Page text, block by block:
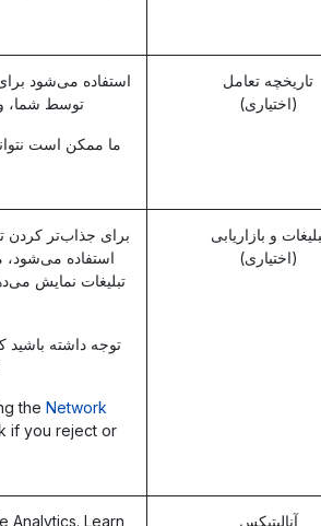
تاریخچه تعامل
(اختیاری)
استفاده می‌شود
توسط شما،
ما ممکن است
و بازاریابی
(اختیاری)
برای جذاب‌تر کردن
استفاده می‌شود،
تبلیغات نمایش
توجه داشته
the Network
if you reject or
آنالیتیکس
Analytics. Learn